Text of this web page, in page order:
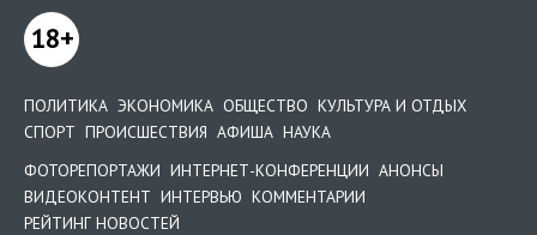
18+
ПОЛИТИКА ЭКОНОМИКА ОБЩЕСТВО КУЛЬТУРА И ОТДЫХ
СПОРТ ПРОИСШЕСТВИЯ АФИША НАУКА
ФОТОРЕПОРТАЖИ ИНТЕРНЕТ-КОНФЕРЕНЦИИ АНОНСЫ
ВИДЕОКОНТЕНТ ИНТЕРВЬЮ КОММЕНТАРИИ
РЕЙТИНГ НОВОСТЕЙ